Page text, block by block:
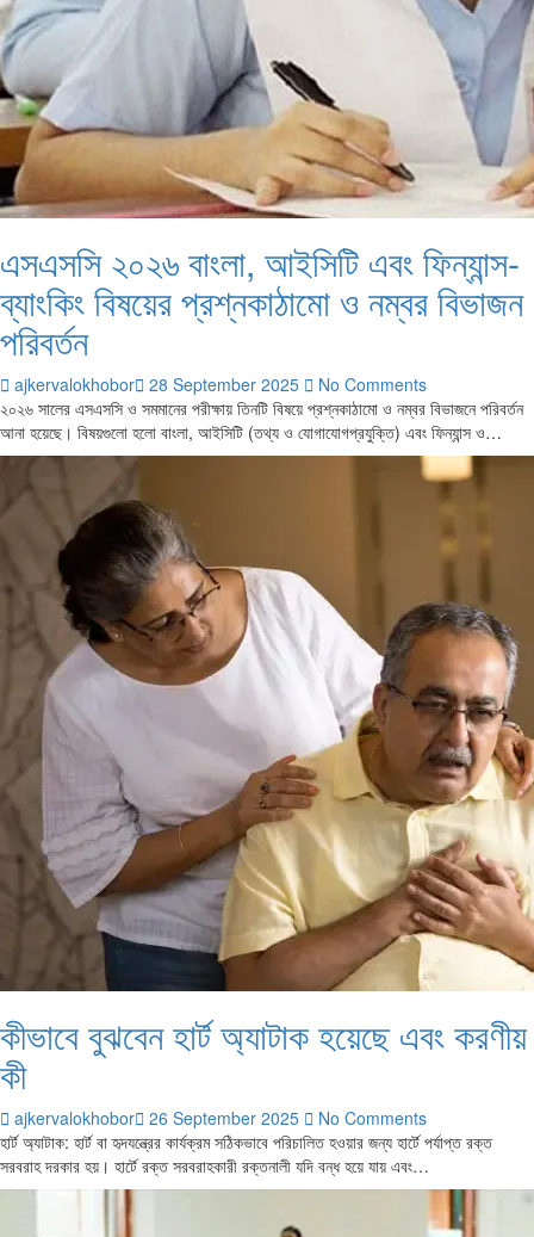
এসএসসি ২০২৬ বাংলা, আইসিটি এবং ফিন্যান্স-
ব্যাংকিং বিষয়ের প্রশ্নকাঠামো ও নম্বর বিভাজন
পরিবর্তন
ajkervalokhobor 28 September 2025
No Comments
২০২৬ সালের এসএসসি ও সমমানের পরীক্ষায় তিনটি বিষয়ে প্রশ্নকাঠামো ও নম্বর বিভাজনে পরিবর্তন
আনা হয়েছে। বিষয়গুলো হলো বাংলা, আইসিটি (তথ্য ও যোগাযোগপ্রযুক্তি) এবং ফিন্যান্স ও…
কীভাবে বুঝবেন হার্ট অ্যাটাক হয়েছে এবং করণীয়
কী
ajkervalokhobor 26 September 2025
No Comments
হার্ট অ্যাটাক: হার্ট বা হৃদযন্ত্রের কার্যক্রম সঠিকভাবে পরিচালিত হওয়ার জন্য হার্টে পর্যাপ্ত রক্ত
সরবরাহ দরকার হয়। হার্টে রক্ত সরবরাহকারী রক্তনালী যদি বন্ধ হয়ে যায় এবং…